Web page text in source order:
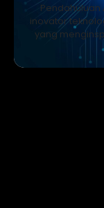
inovator
yang